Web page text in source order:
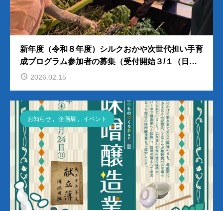
新年度（令和８年度）シルクおかや次世代担い手育
成プログラム参加者の募集（受付開始３/１（日）9
時〜）※定員に達しました。
2026.02.15
お知らせ , 企画展 , イベント